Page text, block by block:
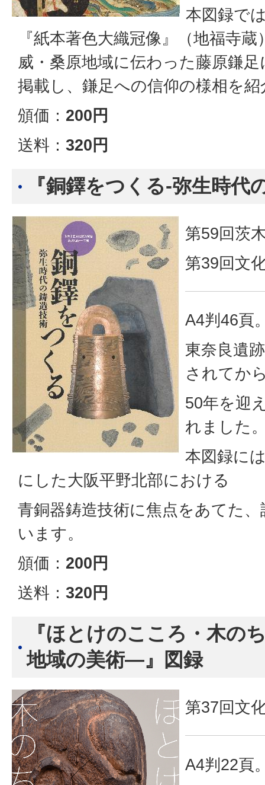
本図録で
『紙本著色大織冠像』（地福寺
威・桑原地域に伝わった藤原鎌
掲載し、鎌足への信仰の様相を
頒価： 200円
送料： 320円
『銅鐸をつくる‐弥生時代
第59回茨
第39回文
A4判46頁
東奈良遺
されてか
50年を迎
れました
本図録に
にした大阪平野北部における
青銅器鋳造技術に焦点をあてた
います。
頒価： 200円
送料： 320円
『ほとけのこころ・木の
地域の美術―』図録
第37回文
A4判22頁